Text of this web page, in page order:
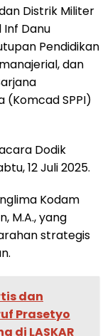
Distrik Militer
Danu
Pendidikan
dan
(Komcad SPPI)
Dodik
12 Juli 2025.
Kodam
M.A., yang
strategis
dan
Prasetyo
di LASKAR